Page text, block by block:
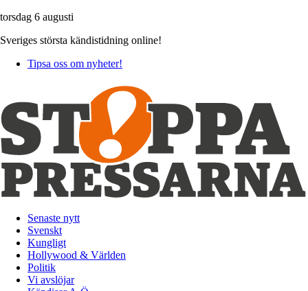
torsdag 6 augusti
Sveriges största kändistidning online!
Tipsa oss om nyheter!
Senaste nytt
Svenskt
Kungligt
Hollywood & Världen
Politik
Vi avslöjar